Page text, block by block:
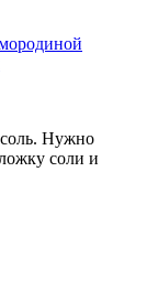
Нужно
соли и